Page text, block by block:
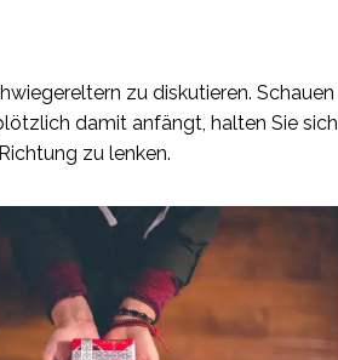
zu diskutieren. Schauen
damit anfängt, halten Sie sich
zu lenken.